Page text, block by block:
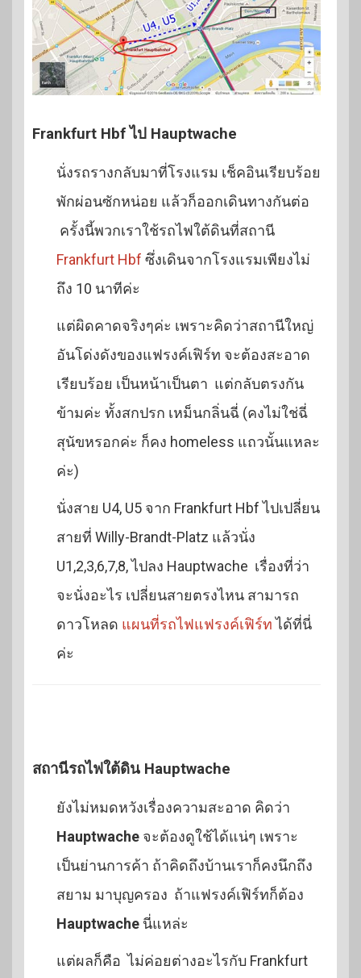
Frankfurt Hbf ไป Hauptwache
นั่งรถรางกลับมาที่โรงแรม เช็คอินเรียบร้อย
พักผ่อนซักหน่อย แล้วก็ออกเดินทางกันต่อ
ครั้งนี้พวกเราใช้รถไฟใต้ดินที่สถานี
Frankfurt Hbf ซึ่งเดินจากโรงแรมเพียงไม่
ถึง 10 นาทีค่ะ
แต่ผิดคาดจริงๆค่ะ เพราะคิดว่าสถานีใหญ่
อันโด่งดังของแฟรงค์เฟิร์ท จะต้องสะอาด
เรียบร้อย เป็นหน้าเป็นตา แต่กลับตรงกัน
ข้ามค่ะ ทั้งสกปรก เหม็นกลิ่นฉี่ (คงไม่ใช่ฉี่
สุนัขหรอกค่ะ ก็คง homeless แถวนั้นแหละ
ค่ะ)
นั่งสาย U4, U5 จาก Frankfurt Hbf ไปเปลี่ยน
สายที่ Willy-Brandt-Platz แล้วนั่ง
U1,2,3,6,7,8, ไปลง Hauptwache เรื่องที่ว่า
จะนั่งอะไร เปลี่ยนสายตรงไหน สามารถ
ดาวโหลด แผนที่รถไฟแฟรงค์เฟิร์ทได้ที่นี่
ค่ะ
สถานีรถไฟใต้ดิน Hauptwache
ยังไม่หมดหวังเรื่องความสะอาด คิดว่า
Hauptwache จะต้องดูใช้ได้แน่ๆ เพราะ
เป็นย่านการค้า ถ้าคิดถึงบ้านเราก็คงนึกถึง
สยาม มาบุญครอง ถ้าแฟรงค์เฟิร์ทก็ต้อง
Hauptwache นี่แหล่ะ
แต่ผลก็คือ ไม่ค่อยต่างอะไรกับ Frankfurt